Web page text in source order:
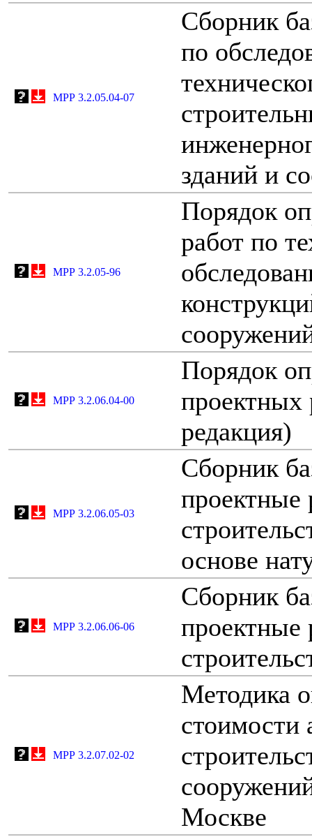
МРР 3.2.05.04-07
Сборник
по
зданий и
МРР 3.2.05-96
Порядок
работ по
МРР 3.2.06.04-00
Порядок
проектных
редакция)
МРР 3.2.06.05-03
Сборник
проектные
основе
МРР 3.2.06.06-06
Сборник
проектные
МРР 3.2.07.02-02
Методика
стоимости
Москве